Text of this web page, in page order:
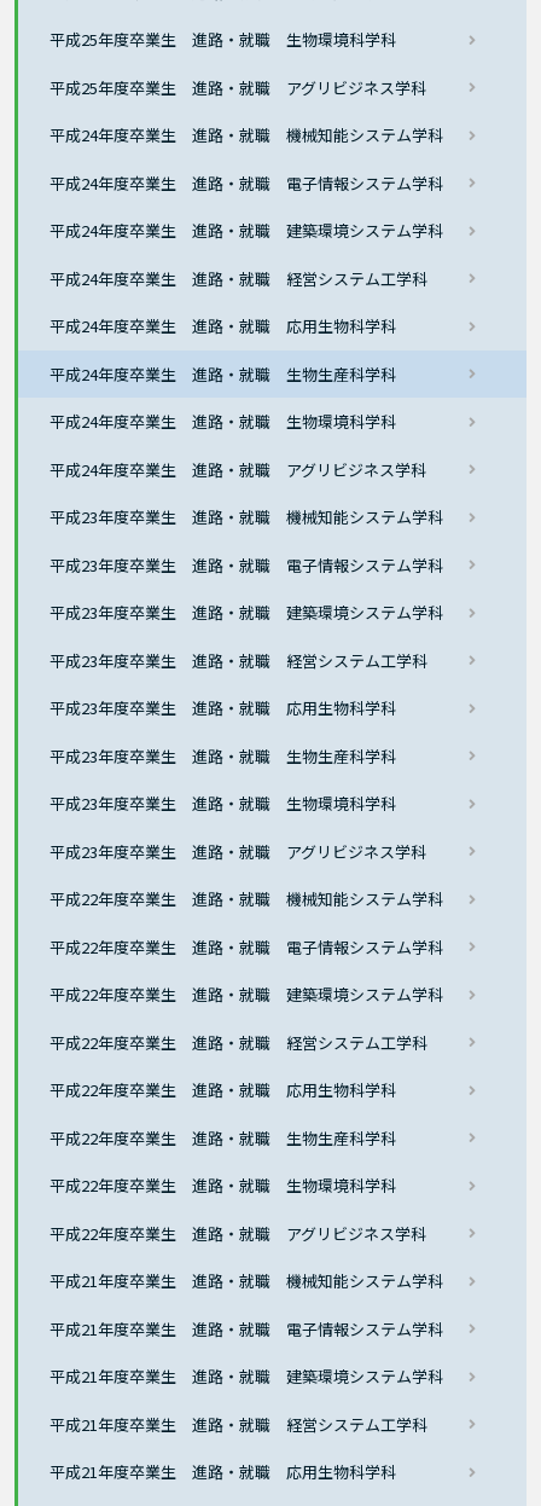
平成25年度卒業生 進路・就職 生物環境科学科
平成25年度卒業生 進路・就職 アグリビジネス学科
平成24年度卒業生 進路・就職 機械知能システム学科
平成24年度卒業生 進路・就職 電子情報システム学科
平成24年度卒業生 進路・就職 建築環境システム学科
平成24年度卒業生 進路・就職 経営システム工学科
平成24年度卒業生 進路・就職 応用生物科学科
平成24年度卒業生 進路・就職 生物生産科学科
平成24年度卒業生 進路・就職 生物環境科学科
平成24年度卒業生 進路・就職 アグリビジネス学科
平成23年度卒業生 進路・就職 機械知能システム学科
平成23年度卒業生 進路・就職 電子情報システム学科
平成23年度卒業生 進路・就職 建築環境システム学科
平成23年度卒業生 進路・就職 経営システム工学科
平成23年度卒業生 進路・就職 応用生物科学科
平成23年度卒業生 進路・就職 生物生産科学科
平成23年度卒業生 進路・就職 生物環境科学科
平成23年度卒業生 進路・就職 アグリビジネス学科
平成22年度卒業生 進路・就職 機械知能システム学科
平成22年度卒業生 進路・就職 電子情報システム学科
平成22年度卒業生 進路・就職 建築環境システム学科
平成22年度卒業生 進路・就職 経営システム工学科
平成22年度卒業生 進路・就職 応用生物科学科
平成22年度卒業生 進路・就職 生物生産科学科
平成22年度卒業生 進路・就職 生物環境科学科
平成22年度卒業生 進路・就職 アグリビジネス学科
平成21年度卒業生 進路・就職 機械知能システム学科
平成21年度卒業生 進路・就職 電子情報システム学科
平成21年度卒業生 進路・就職 建築環境システム学科
平成21年度卒業生 進路・就職 経営システム工学科
平成21年度卒業生 進路・就職 応用生物科学科